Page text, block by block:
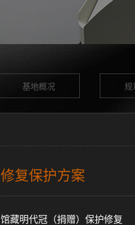
基地概况 规
修复保护方案
馆藏明代冠（捐赠）保护修复